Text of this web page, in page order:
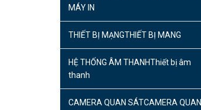
MÁY IN
THIẾT BỊ MẠNGTHIẾT BỊ MANG
HỆ THỐNG ÂM THANHThiết bị âm
thanh
CAMERA QUAN SÁTCAMERA QUAN